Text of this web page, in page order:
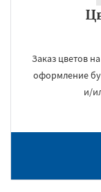
Заказ цветов
оформление
и/